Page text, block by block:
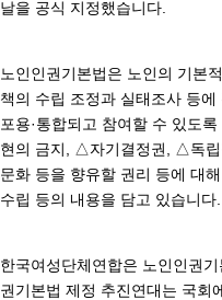
날을 공식 지정했습니다.
노인인권기본법은 노인의 기본
책의 수립 조정과 실태조사 등
포용·통합되고 참여할 수 있도
현의 금지, △자기결정권, △독
문화 등을 향유할 권리 등에 대
수립 등의 내용을 담고 있습니다.
한국여성단체연합은 노인인권
권기본법 제정 추진연대는 국회